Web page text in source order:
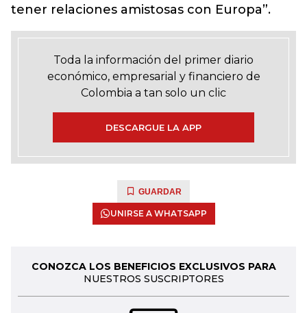
tener relaciones amistosas con Europa”.
Toda la información del primer diario
económico, empresarial y financiero de
Colombia a tan solo un clic
DESCARGUE LA APP
GUARDAR
UNIRSE A WHATSAPP
CONOZCA LOS BENEFICIOS EXCLUSIVOS PARA
NUESTROS SUSCRIPTORES